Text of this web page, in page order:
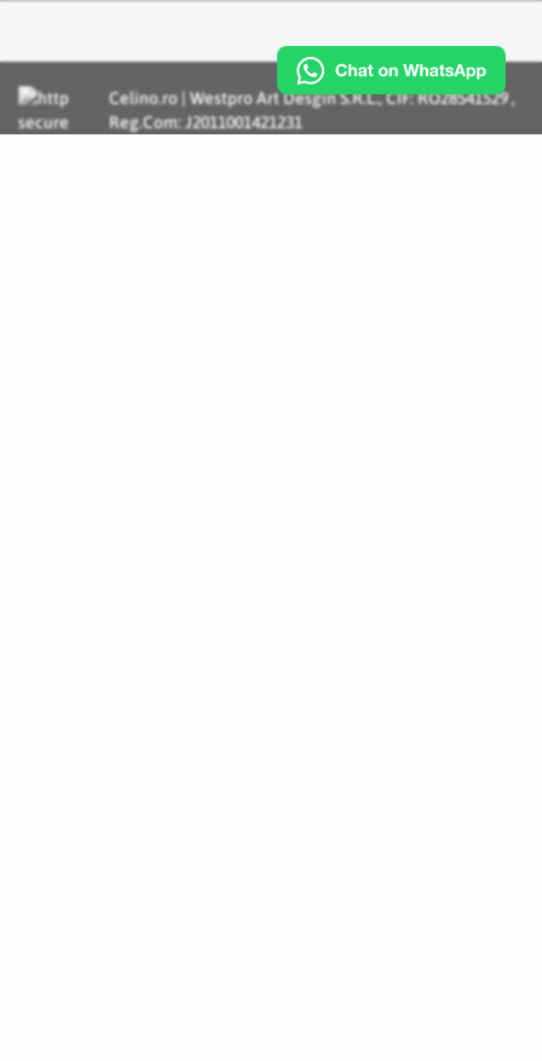
Celino.ro | Westpro Art Desgin S.R.L., CIF: RO28541529 ,
Reg.Com: J2011001421231